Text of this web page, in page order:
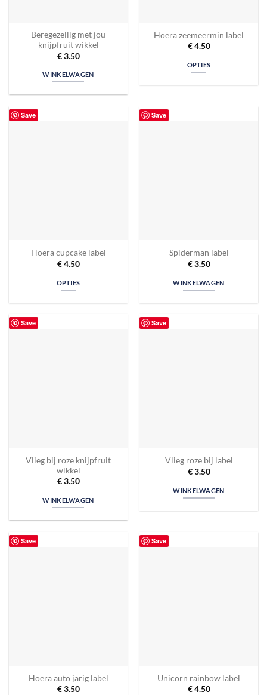
Beregezellig met jou
knijpfruit wikkel
€3.50
WINKELWAGEN
Hoera zeemeermin label
€4.50
OPTIES
Save
Hoera cupcake label
€4.50
OPTIES
Save
Spiderman label
€3.50
WINKELWAGEN
Save
Vlieg bij roze knijpfruit
wikkel
€3.50
WINKELWAGEN
Save
Vlieg roze bij label
€3.50
WINKELWAGEN
Save
Hoera auto jarig label
€3.50
Save
Unicorn rainbow label
€4.50